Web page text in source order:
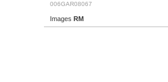
006GAR08067
Images RM